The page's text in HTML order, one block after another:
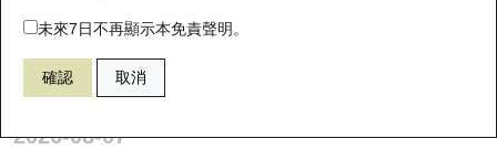
未來7日不再顯示本免責聲明。
確認 取消
57776 瑞銀熊證 HSI 恒生指數
2026-08-07
即將到期認股證
認股證到期結算價查詢
認股證分析儀
牛熊證街貨分佈圖
正股牛熊證列表
新發行瑞銀牛熊證
十天股證佔大市成交
資金流
街貨統計
恒指成份股
國指成份股
科指成份股
講座及教育短片
認股證投資者教育
牛熊證投資者教育